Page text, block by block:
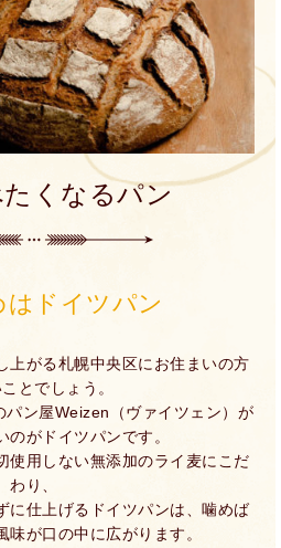
くなるパン
はドイツパン
上がる札幌中央区にお住まいの方
とでしょう。
パン屋Weizen（ヴァイツェン）が
のがドイツパンです。
使用しない無添加のライ麦にこだ
わり、
に仕上げるドイツパンは、噛めば
味が口の中に広がります。